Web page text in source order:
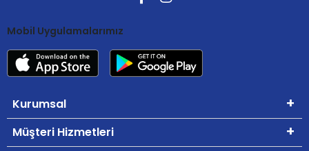
Mobil Uygulamalarımız
Kurumsal
Müşteri Hizmetleri